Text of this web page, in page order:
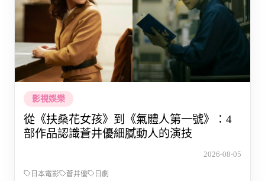
影視娛樂
從《扶桑花女孩》到《氣體人第一號》：4
部作品認識蒼井優細膩動人的演技
2026-08-05
日本電影 蒼井優 日劇